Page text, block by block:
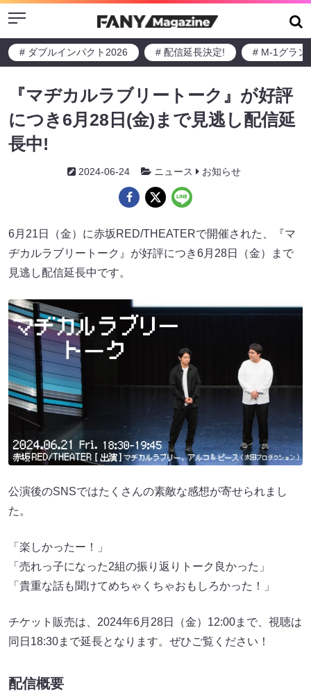
Menu
# ダブルインパクト2026 # 配信延長決定! # M-1グラン
『マヂカルラブリートーク』が好評
につき6月28日(金)まで見逃し配信延
長中!
2024-06-24 ニュース お知らせ
6月21日（金）に赤坂RED/THEATERで開催された、『マ
ヂカルラブリートーク』が好評につき6月28日（金）まで
見逃し配信延長中です。
公演後のSNSではたくさんの素敵な感想が寄せられまし
た。
「楽しかったー！」
「売れっ子になった2組の振り返りトーク良かった」
「貴重な話も聞けてめちゃくちゃおもしろかった！」
チケット販売は、2024年6月28日（金）12:00まで、視聴は
同日18:30まで延長となります。ぜひご覧ください！
配信概要